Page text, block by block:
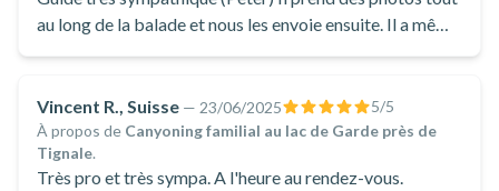
au long de la balade et nous les envoie ensuite. Il a même
Vincent R., Suisse — 23/06/2025 5/5
À propos de Canyoning familial au lac de Garde près de
Tignale.
Très pro et très sympa. A l'heure au rendez-vous.